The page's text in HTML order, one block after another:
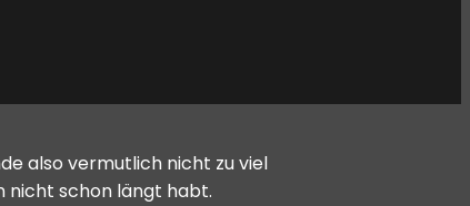
also vermutlich nicht zu viel
nicht schon längt habt.